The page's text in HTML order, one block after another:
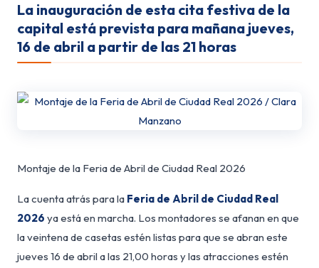
La inauguración de esta cita festiva de la
capital está prevista para mañana jueves,
16 de abril a partir de las 21 horas
Montaje de la Feria de Abril de Ciudad Real 2026
La cuenta atrás para la Feria de Abril de Ciudad Real
2026 ya está en marcha. Los montadores se afanan en que
la veintena de casetas estén listas para que se abran este
jueves 16 de abril a las 21,00 horas y las atracciones estén